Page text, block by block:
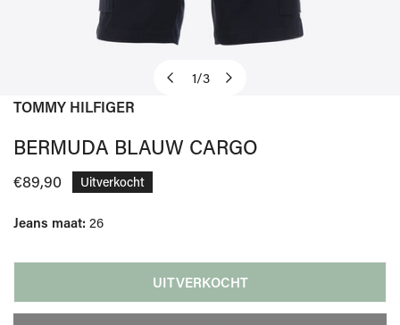
1/3
OPEN MEDIA IN GALERIJWEERGAVE
TOMMY HILFIGER
BERMUDA BLAUW CARGO
Normale
€89,90 Uitverkocht
Jeans maat: 26
UITVERKOCHT